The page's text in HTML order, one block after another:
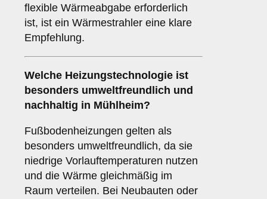
flexible Wärmeabgabe erforderlich
ist, ist ein Wärmestrahler eine klare
Empfehlung.
Welche Heizungstechnologie ist
besonders umweltfreundlich und
nachhaltig in Mühlheim?
Fußbodenheizungen gelten als
besonders umweltfreundlich, da sie
niedrige Vorlauftemperaturen nutzen
und die Wärme gleichmäßig im
Raum verteilen. Bei Neubauten oder